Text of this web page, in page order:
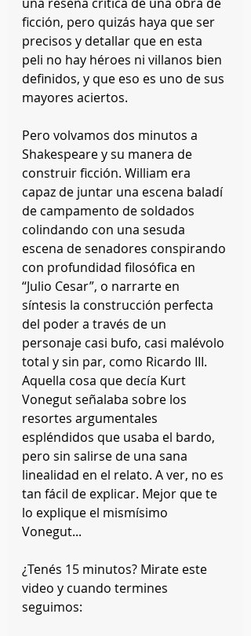
ficción, pero quizás haya que ser
precisos y detallar que en esta
peli no hay héroes ni villanos bien
definidos, y que eso es uno de sus
mayores aciertos.
Pero volvamos dos minutos a
Shakespeare y su manera de
construir ficción. William era
capaz de juntar una escena baladí
de campamento de soldados
colindando con una sesuda
escena de senadores conspirando
con profundidad filosófica en
“Julio Cesar”, o narrarte en
síntesis la construcción perfecta
del poder a través de un
personaje casi bufo, casi malévolo
total y sin par, como Ricardo III.
Aquella cosa que decía Kurt
Vonegut señalaba sobre los
resortes argumentales
espléndidos que usaba el bardo,
pero sin salirse de una sana
linealidad en el relato. A ver, no es
tan fácil de explicar. Mejor que te
lo explique el mismísimo
Vonegut...
¿Tenés 15 minutos? Mirate este
video y cuando termines
seguimos: